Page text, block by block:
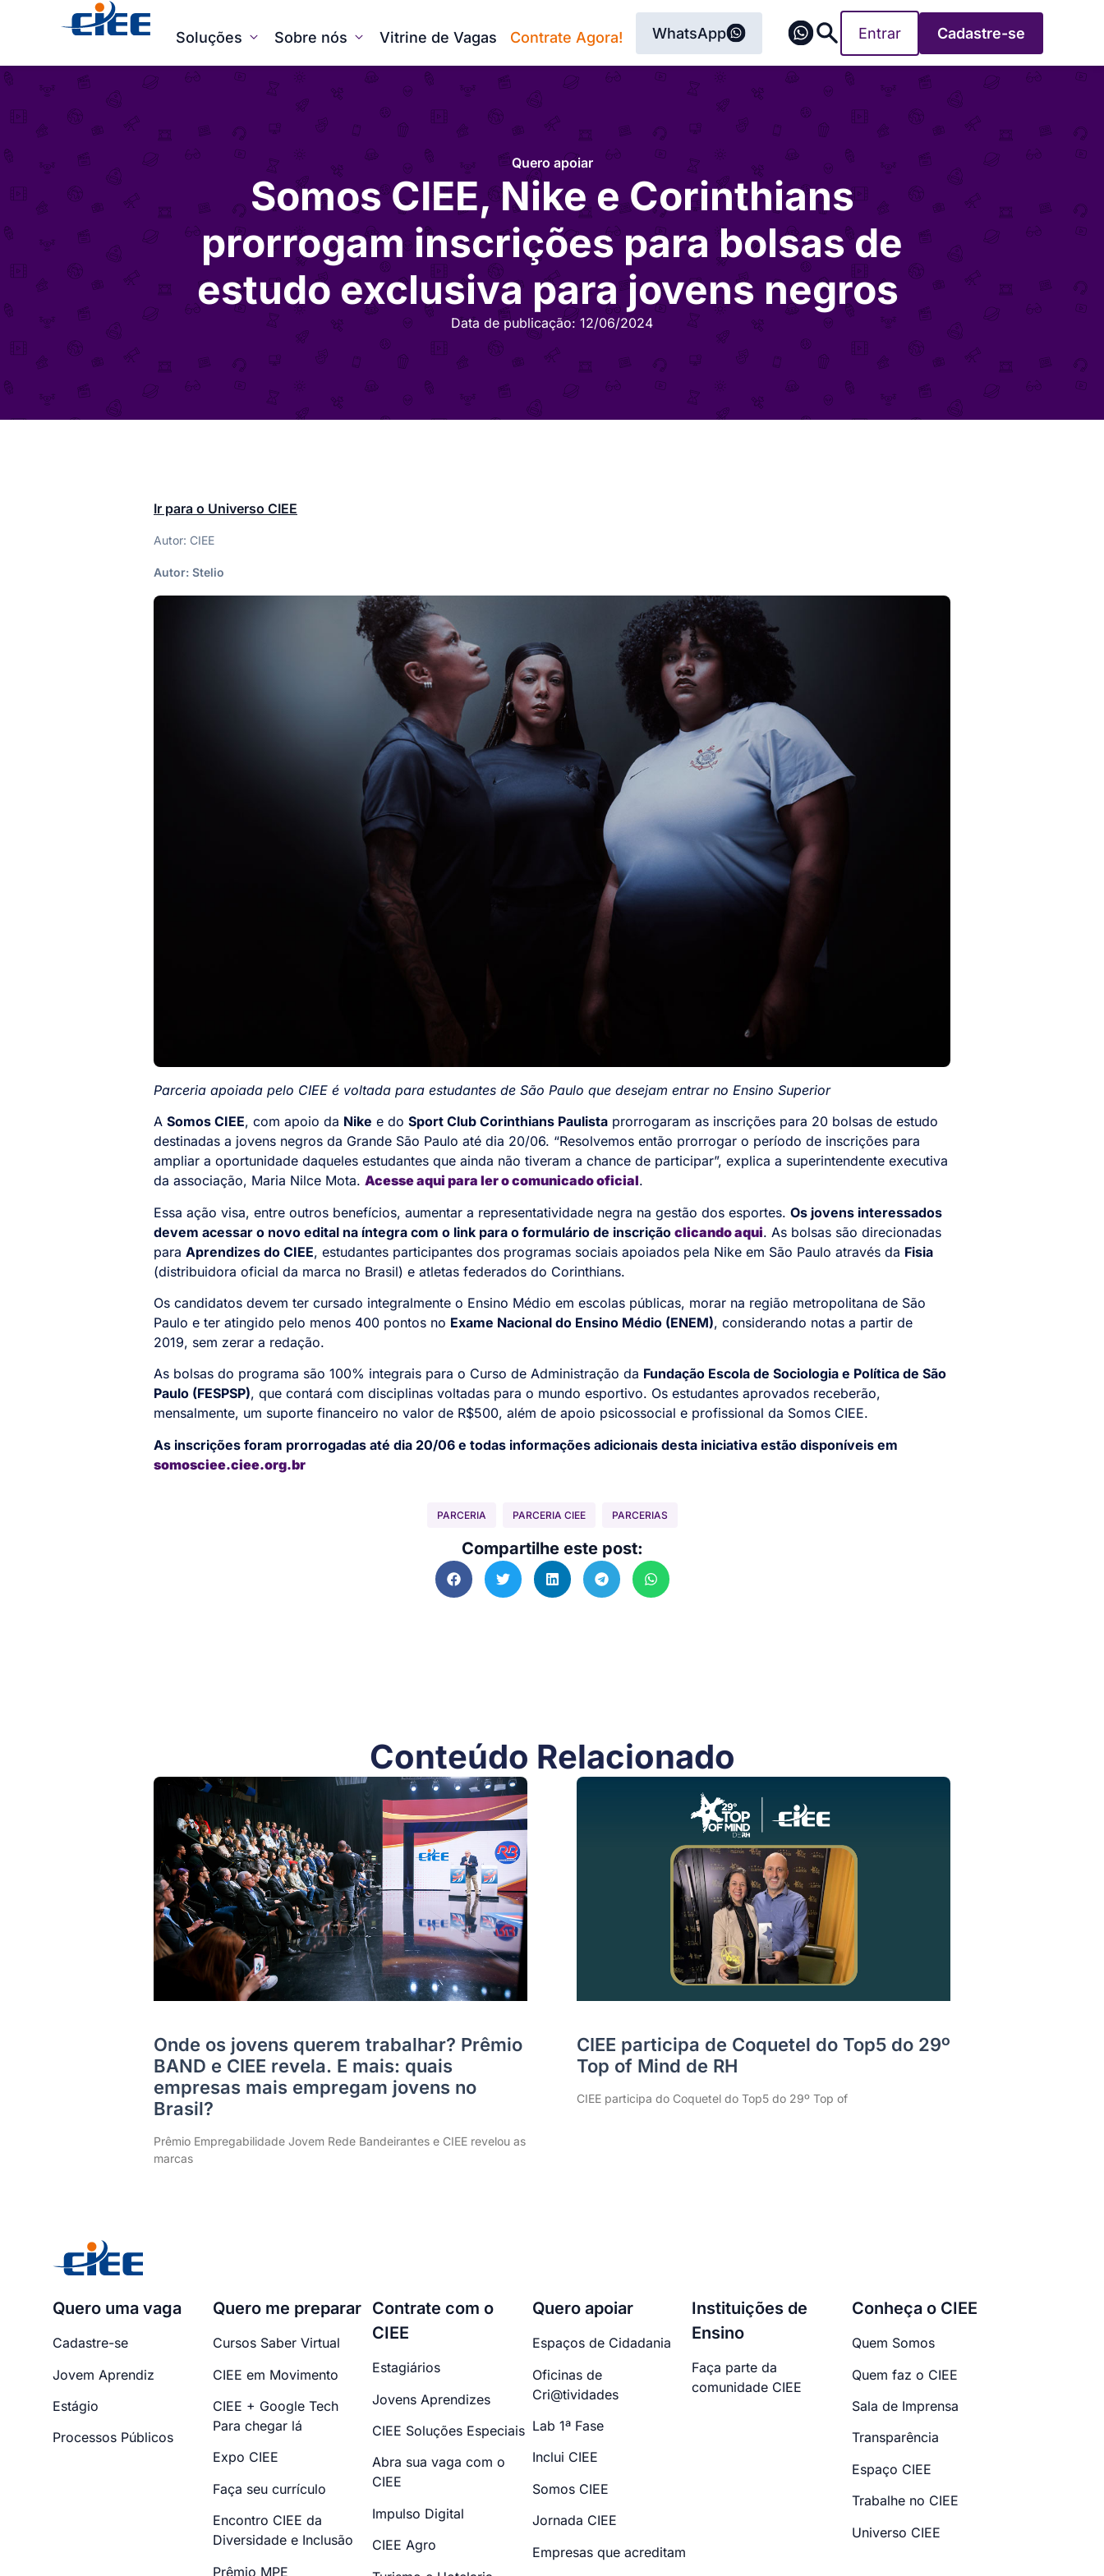
Soluções Sobre nós Vitrine de Vagas Contrate Agora! WhatsApp Entrar Cadastre-se
Quero apoiar
Somos CIEE, Nike e Corinthians
prorrogam inscrições para bolsas de
estudo exclusiva para jovens negros
Data de publicação: 12/06/2024
Ir para o Universo CIEE
Autor: CIEE
Autor: Stelio
Parceria apoiada pelo CIEE é voltada para estudantes de São Paulo que desejam entrar no Ensino Superior
A Somos CIEE, com apoio da Nike e do Sport Club Corinthians Paulista prorrogaram as inscrições para 20 bolsas de estudo
destinadas a jovens negros da Grande São Paulo até dia 20/06. “Resolvemos então prorrogar o período de inscrições para
ampliar a oportunidade daqueles estudantes que ainda não tiveram a chance de participar”, explica a superintendente executiva
da associação, Maria Nilce Mota. Acesse aqui para ler o comunicado oficial.
Essa ação visa, entre outros benefícios, aumentar a representatividade negra na gestão dos esportes. Os jovens interessados
devem acessar o novo edital na íntegra com o link para o formulário de inscrição clicando aqui. As bolsas são direcionadas
para Aprendizes do CIEE, estudantes participantes dos programas sociais apoiados pela Nike em São Paulo através da Fisia
(distribuidora oficial da marca no Brasil) e atletas federados do Corinthians.
Os candidatos devem ter cursado integralmente o Ensino Médio em escolas públicas, morar na região metropolitana de São
Paulo e ter atingido pelo menos 400 pontos no Exame Nacional do Ensino Médio (ENEM), considerando notas a partir de
2019, sem zerar a redação.
As bolsas do programa são 100% integrais para o Curso de Administração da Fundação Escola de Sociologia e Política de São
Paulo (FESPSP), que contará com disciplinas voltadas para o mundo esportivo. Os estudantes aprovados receberão,
mensalmente, um suporte financeiro no valor de R$500, além de apoio psicossocial e profissional da Somos CIEE.
As inscrições foram prorrogadas até dia 20/06 e todas informações adicionais desta iniciativa estão disponíveis em
somosciee.ciee.org.br
PARCERIA PARCERIA CIEE PARCERIAS
Compartilhe este post:
Conteúdo Relacionado
Onde os jovens querem trabalhar? Prêmio
BAND e CIEE revela. E mais: quais
empresas mais empregam jovens no
Brasil?
Prêmio Empregabilidade Jovem Rede Bandeirantes e CIEE revelou as
marcas
CIEE participa de Coquetel do Top5 do 29º
Top of Mind de RH
CIEE participa do Coquetel do Top5 do 29º Top of
Quero uma vaga
Cadastre-se
Jovem Aprendiz
Estágio
Processos Públicos
Quero me preparar
Cursos Saber Virtual
CIEE em Movimento
CIEE + Google Tech
Para chegar lá
Expo CIEE
Faça seu currículo
Encontro CIEE da
Diversidade e Inclusão
Prêmio MPE
Contrate com o
CIEE
Estagiários
Jovens Aprendizes
CIEE Soluções Especiais
Abra sua vaga com o
CIEE
Impulso Digital
CIEE Agro
Quero apoiar
Espaços de Cidadania
Oficinas de
Cri@tividades
Lab 1ª Fase
Inclui CIEE
Somos CIEE
Jornada CIEE
Empresas que acreditam
Instituições de
Ensino
Faça parte da
comunidade CIEE
Conheça o CIEE
Quem Somos
Quem faz o CIEE
Sala de Imprensa
Transparência
Espaço CIEE
Trabalhe no CIEE
Universo CIEE